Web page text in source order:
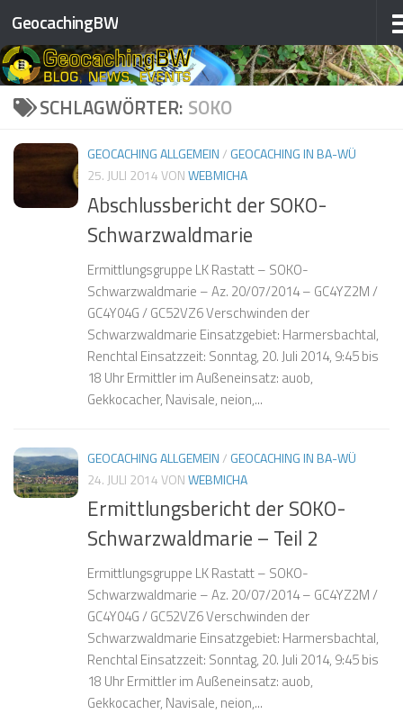
❅
❅
❅
❅
❅
❅
❅
❅
❅
❅
❅
❅
❅ ❅
❅
❅
Zum Inhalt springen
GeocachingBW
SCHLAGWÖRTER: SOKO
GEOCACHING ALLGEMEIN/ GEOCACHING IN BA-WÜ
25. JULI 2014VONWEBMICHA
Abschlussbericht der SOKO-
Schwarzwaldmarie
Ermittlungsgruppe LK Rastatt – SOKO-
Schwarzwaldmarie – Az. 20/07/2014 – GC4YZ2M /
GC4Y04G / GC52VZ6 Verschwinden der
Schwarzwaldmarie Einsatzgebiet: Harmersbachtal,
Renchtal Einsatzzeit: Sonntag, 20. Juli 2014, 9:45 bis
18 Uhr Ermittler im Außeneinsatz: auob,
Gekkocacher, Navisale, neion,...
GEOCACHING ALLGEMEIN/ GEOCACHING IN BA-WÜ
24. JULI 2014VONWEBMICHA
Ermittlungsbericht der SOKO-
Schwarzwaldmarie – Teil 2
Ermittlungsgruppe LK Rastatt – SOKO-
Schwarzwaldmarie – Az. 20/07/2014 – GC4YZ2M /
GC4Y04G / GC52VZ6 Verschwinden der
Schwarzwaldmarie Einsatzgebiet: Harmersbachtal,
Renchtal Einsatzzeit: Sonntag, 20. Juli 2014, 9:45 bis
18 Uhr Ermittler im Außeneinsatz: auob,
Gekkocacher, Navisale, neion,...